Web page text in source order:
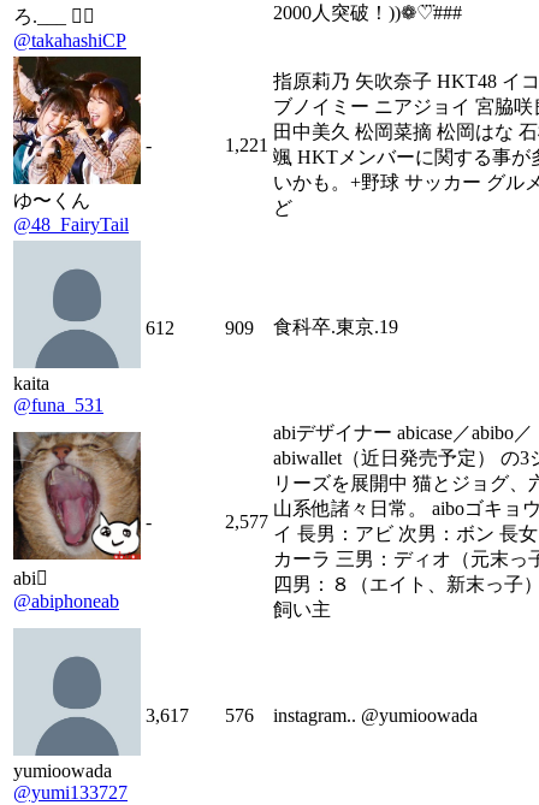
ろ.___ ✍🏻
@takahashiCP
2000人突破！))❁♡⃜###
ゆ〜くん
@48_FairyTail
- 1,221
指原莉乃 矢吹奈子 HKT48 イ
ブノイミー ニアジョイ 宮脇咲
田中美久 松岡菜摘 松岡はな
颯 HKTメンバーに関する事が
いかも。+野球 サッカー グル
ど
kaita
@funa_531
612 909 食科卒.東京.19
abi
@abiphoneab
- 2,577
abiデザイナー abicase／abibo／
abiwallet（近日発売予定） の3
リーズを展開中 猫とジョグ、
山系他諸々日常。 aiboゴキョ
イ 長男：アビ 次男：ボン 長
カーラ 三男：ディオ（元末っ
四男：８（エイト、新末っ子
飼い主
yumioowada
@yumi133727
3,617 576 instagram.. @yumioowada